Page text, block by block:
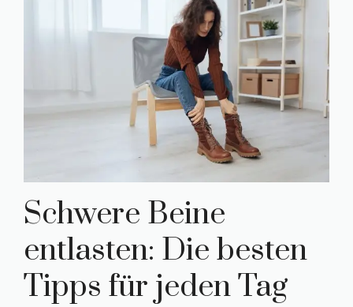
Schwere Beine
entlasten: Die besten
Tipps für jeden Tag